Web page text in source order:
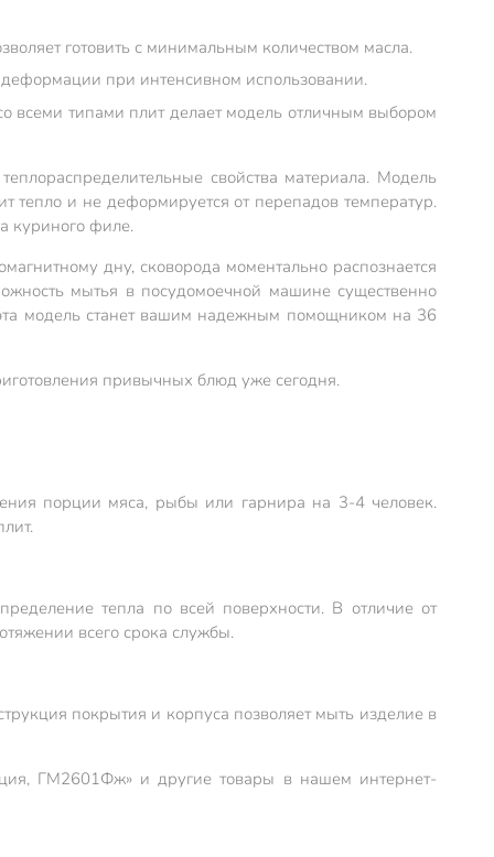
готовить с минимальным количеством масла.
при интенсивном использовании.
всеми типами плит делает модель отличным выбором
свойства материала. Модель
тепло и не деформируется от перепадов температур.
куриного филе.
дну, сковорода моментально распознается
мытья в посудомоечной машине существенно
модель станет вашим надежным помощником на 36
привычных блюд уже сегодня.
порции мяса, рыбы или гарнира на 3-4 человек.
тепла по всей поверхности. В отличие от
всего срока службы.
покрытия и корпуса позволяет мыть изделие в
ГМ2601Фж» и другие товары в нашем интернет-